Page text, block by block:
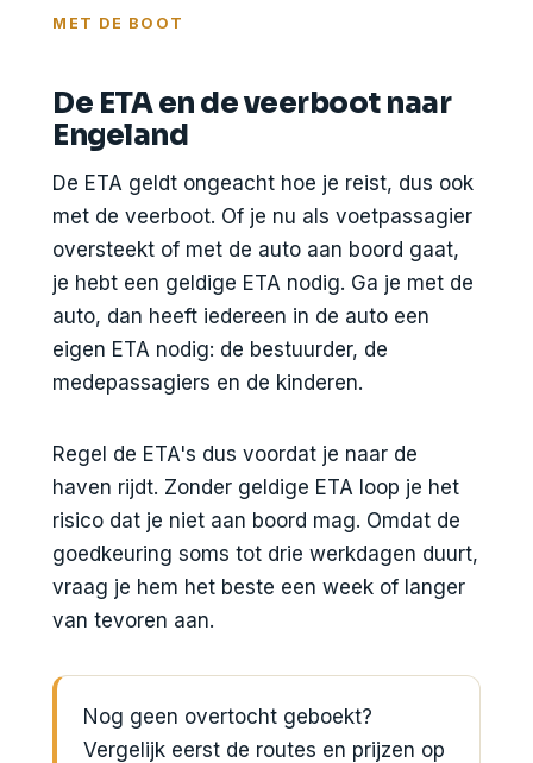
MET DE BOOT
De ETA en de veerboot naar
Engeland
De ETA geldt ongeacht hoe je reist, dus ook
met de veerboot. Of je nu als voetpassagier
oversteekt of met de auto aan boord gaat,
je hebt een geldige ETA nodig. Ga je met de
auto, dan heeft iedereen in de auto een
eigen ETA nodig: de bestuurder, de
medepassagiers en de kinderen.
Regel de ETA's dus voordat je naar de
haven rijdt. Zonder geldige ETA loop je het
risico dat je niet aan boord mag. Omdat de
goedkeuring soms tot drie werkdagen duurt,
vraag je hem het beste een week of langer
van tevoren aan.
Nog geen overtocht geboekt?
Vergelijk eerst de routes en prijzen op